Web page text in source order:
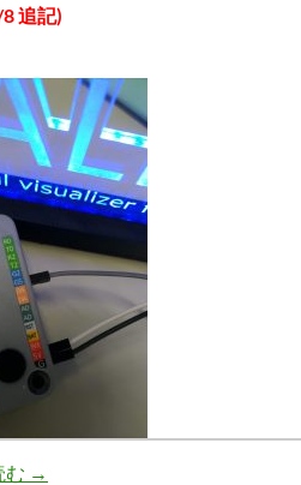
追記)
む M5StackをArduinoとして使うま
→